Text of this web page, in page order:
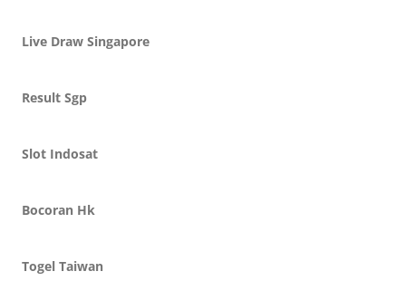
Live Draw Singapore
Result Sgp
Slot Indosat
Bocoran Hk
Togel Taiwan